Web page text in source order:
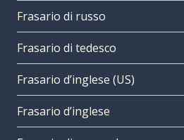
Frasario di russo
Frasario di tedesco
Frasario d’inglese (US)
Frasario d’inglese